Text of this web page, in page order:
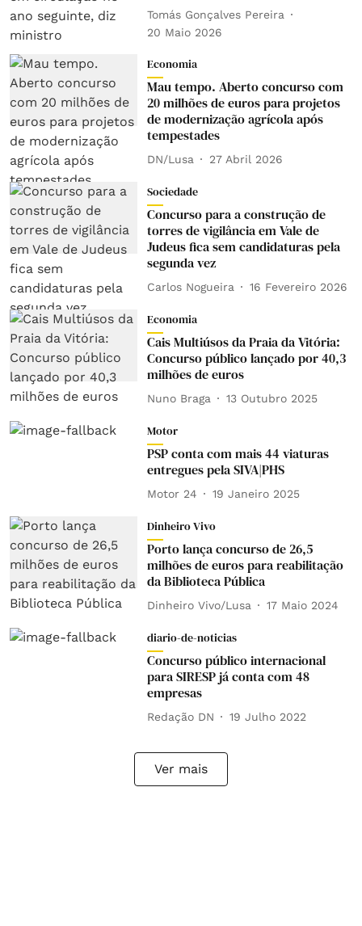
Tomás Gonçalves Pereira
20 Maio 2026
Economia
Mau tempo. Aberto concurso com
20 milhões de euros para projetos
de modernização agrícola após
tempestades
DN/Lusa 27 Abril 2026
Sociedade
Concurso para a construção de
torres de vigilância em Vale de
Judeus fica sem candidaturas pela
segunda vez
Carlos Nogueira 16 Fevereiro 2026
Economia
Cais Multiúsos da Praia da Vitória:
Concurso público lançado por 40,3
milhões de euros
Nuno Braga 13 Outubro 2025
Motor
PSP conta com mais 44 viaturas
entregues pela SIVA|PHS
Motor 24 19 Janeiro 2025
Dinheiro Vivo
Porto lança concurso de 26,5
milhões de euros para reabilitação
da Biblioteca Pública
Dinheiro Vivo/Lusa 17 Maio 2024
diario-de-noticias
Concurso público internacional
para SIRESP já conta com 48
empresas
Redação DN 19 Julho 2022
Ver mais